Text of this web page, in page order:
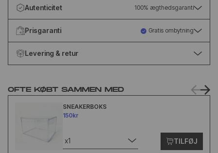
Autenticitet 100% ægthedsgaranti
Prisgaranti Gratis ombytning
Levering & retur
OFTE KØBT SAMMEN MED
SNEAKERBOKS
150kr
x1 TILFØJ